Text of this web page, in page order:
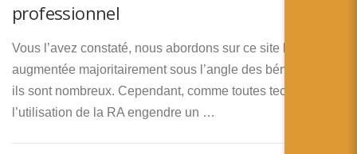
professionnel
Vous l’avez constaté, nous abordons sur ce site la réalité
augmentée majoritairement sous l’angle des bénéfices, et
ils sont nombreux. Cependant, comme toutes technologies,
l’utilisation de la RA engendre un …